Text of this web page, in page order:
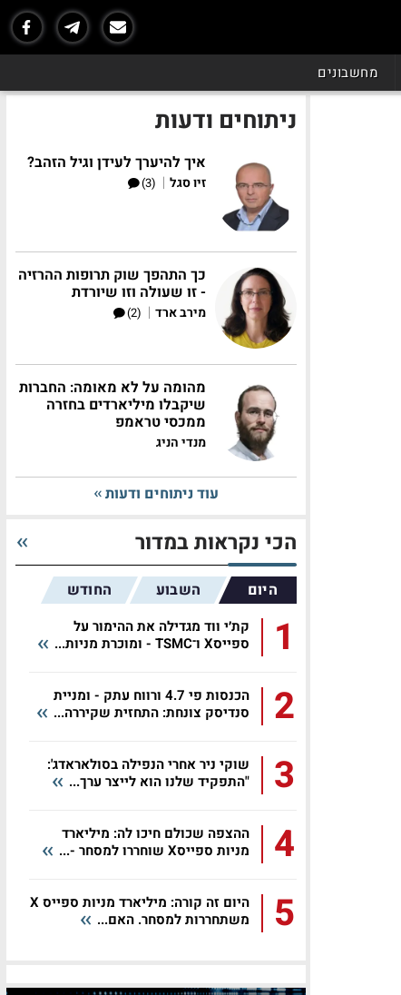
מחשבונים
ניתוחים ודעות
איך להיערך לעידן וגיל הזהב?
זיו סגל |
(3)
כך התהפך שוק תרופות ההרזיה
- זו שעולה וזו שיורדת
מירב ארד |
(2)
מהומה על לא מאומה: החברות
שיקבלו מיליארדים בחזרה
ממכסי טראמפ
מנדי הניג
עוד ניתוחים ודעות
הכי נקראות במדור
היום השבוע החודש
1
קת׳י ווד מגדילה את ההימור על
ספייסX ו־TSMC - ומוכרת מניות...
2
הכנסות פי 4.7 ורווח עתק - ומניית
סנדיסק צונחת: התחזית שקיררה...
3
שוקי ניר אחרי הנפילה בסולאראדג':
"התפקיד שלנו הוא לייצר ערך...
4
ההצפה שכולם חיכו לה: מיליארד
מניות ספייסX שוחררו למסחר -...
5
היום זה קורה: מיליארד מניות ספייס X
משתחררות למסחר. האם...